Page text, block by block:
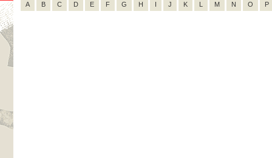
A B C D E F G H I J K L M N O P